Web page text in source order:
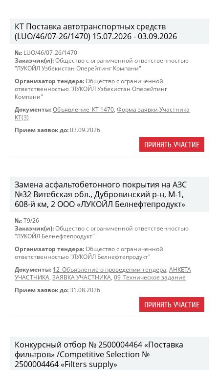
КТ Поставка автотранспортных средств
(LUO/46/07-26/1470) 15.07.2026 - 03.09.2026
№: LUO/46/07-26/1470
Заказчик(и): Общество с ограниченной ответственностью
"ЛУКОЙЛ Узбекистан Оперейтинг Компани"
Организатор тендера: Общество с ограниченной
ответственностью "ЛУКОЙЛ Узбекистан Оперейтинг
Компани"
Документы: Объявление_КТ 1470, Форма заявки Участника
КТ(3)
Прием заявок до: 03.09.2026
ПРИНЯТЬ УЧАСТИЕ
Замена асфальтобетонного покрытия на АЗС
№32 Витебская обл., Дубровинский р-н, М-1,
608-й км, 2 ООО «ЛУКОЙЛ Белнефтепродукт»
№: T9/26
Заказчик(и): Общество с ограниченной ответственностью
"ЛУКОЙЛ Белнефтепродукт"
Организатор тендера: Общество с ограниченной
ответственностью "ЛУКОЙЛ Белнефтепродукт"
Документы: 12_Объявление о проведении тендера, АНКЕТА
УЧАСТНИКА, ЗАЯВКА УЧАСТНИКА, 09_Техническое задание
Прием заявок до: 31.08.2026
ПРИНЯТЬ УЧАСТИЕ
Конкурсный отбор № 2500004464 «Поставка
фильтров» /Competitive Selection №
2500004464 «Filters supply»